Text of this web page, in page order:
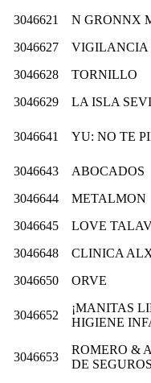
3046621
N GRONNX
3046627
VIGILANCIA
3046628
TORNILLO
3046629
LA ISLA
3046641 YU: NO TE
3046643
ABOCADOS
3046644
METALMON
3046645
LOVE
3046648
CLINICA
3046650
ORVE
3046652
¡MANITAS
HIGIENE
3046653
ROMERO &
DE SEGUROS